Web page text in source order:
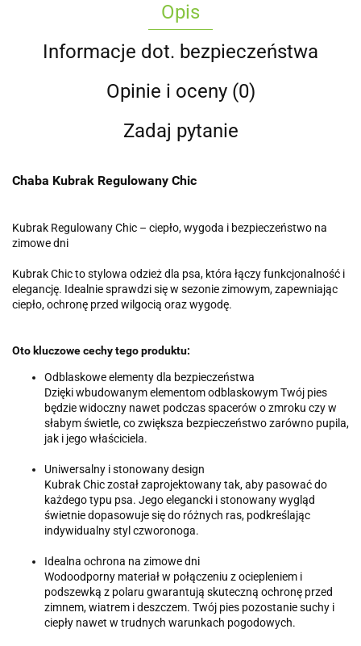
Opis
Informacje dot. bezpieczeństwa
Opinie i oceny (0)
Zadaj pytanie
Chaba Kubrak Regulowany Chic
Kubrak Regulowany Chic – ciepło, wygoda i bezpieczeństwo na
zimowe dni
Kubrak Chic to stylowa odzież dla psa, która łączy funkcjonalność i
elegancję. Idealnie sprawdzi się w sezonie zimowym, zapewniając
ciepło, ochronę przed wilgocią oraz wygodę.
Oto kluczowe cechy tego produktu:
Odblaskowe elementy dla bezpieczeństwa
Dzięki wbudowanym elementom odblaskowym Twój pies
będzie widoczny nawet podczas spacerów o zmroku czy w
słabym świetle, co zwiększa bezpieczeństwo zarówno pupila,
jak i jego właściciela.
Uniwersalny i stonowany design
Kubrak Chic został zaprojektowany tak, aby pasować do
każdego typu psa. Jego elegancki i stonowany wygląd
świetnie dopasowuje się do różnych ras, podkreślając
indywidualny styl czworonoga.
Idealna ochrona na zimowe dni
Wodoodporny materiał w połączeniu z ociepleniem i
podszewką z polaru gwarantują skuteczną ochronę przed
zimnem, wiatrem i deszczem. Twój pies pozostanie suchy i
ciepły nawet w trudnych warunkach pogodowych.